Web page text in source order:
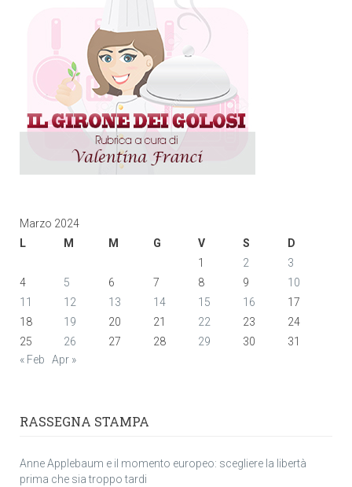
Marzo 2024
L
M M G V S
D
1
2
3
4
5 6 7 8 9
10
11
12 13 14 15 16
17
18
19 20 21 22 23
24
25
26 27 28 29 30
31
« Feb
Apr »
RASSEGNA STAMPA
Anne Applebaum e il momento europeo: scegliere la libertà
prima che sia troppo tardi